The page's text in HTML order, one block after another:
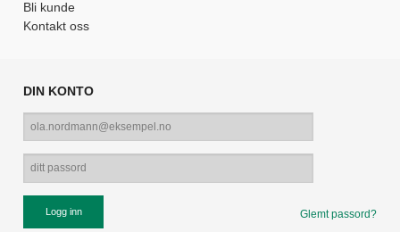
Bli kunde
Kontakt oss
DIN KONTO
Glemt passord?